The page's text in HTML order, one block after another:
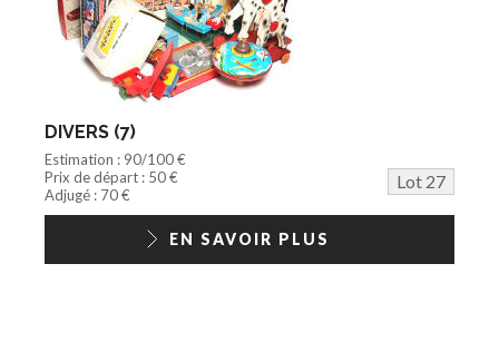
DIVERS (7)
Estimation : 90/100 €
Prix de départ : 50 €
Lot 27
Adjugé : 70 €
EN SAVOIR PLUS